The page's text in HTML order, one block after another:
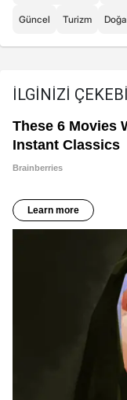
Güncel Turizm Doğa